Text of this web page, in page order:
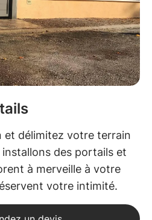
et délimitez votre terrain
des portails et
à merveille à votre
votre intimité.